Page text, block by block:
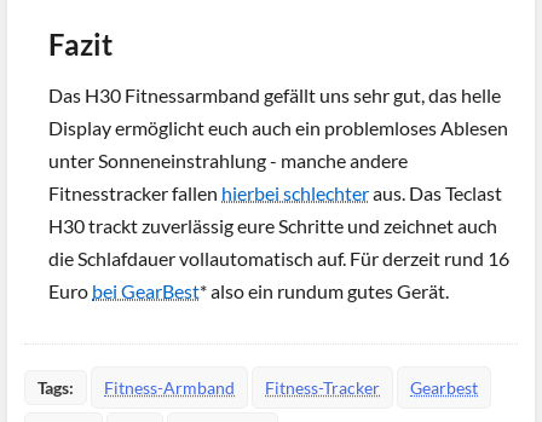
Fazit
Das H30 Fitnessarmband gefällt uns sehr gut, das helle
Display ermöglicht euch auch ein problemloses Ablesen
unter Sonneneinstrahlung - manche andere
Fitnesstracker fallen hierbei schlechteraus. Das Teclast
H30 trackt zuverlässig eure Schritte und zeichnet auch
die Schlafdauer vollautomatisch auf. Für derzeit rund 16
Euro bei GearBest* also ein rundum gutes Gerät.
Tags: Fitness-Armband Fitness-Tracker Gearbest